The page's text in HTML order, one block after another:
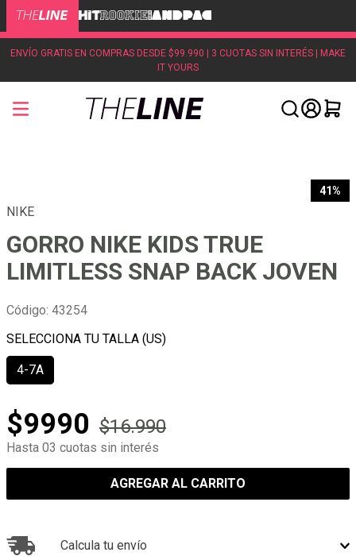
ENVÍO GRATIS EN COMPRAS DESDE $99.990 | 3 CUOTAS SIN INTERÉS | MAKE
IT YOURS
41%
NIKE
GORRO NIKE KIDS TRUE
LIMITLESS SNAP BACK JOVEN
Código: 43254
4-7A
$9990 $16.990
Hasta 03 cuotas sin interés
AGREGAR AL CARRITO
Calcula tu envío